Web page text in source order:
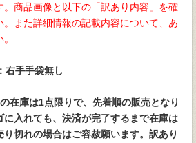
。商品画像と以下の「訳あり内容」を確
また詳細情報の記載内容について、あ
右手手袋無し
在庫は1点限りで、先着順の販売となり
に入れても、決済が完了するまで在庫は
切れの場合はご容赦願います。訳あり